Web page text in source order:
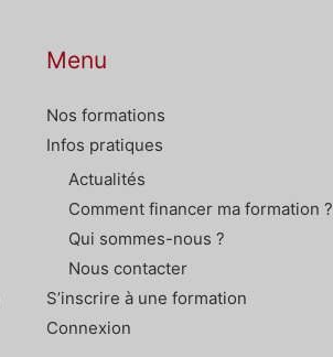
Menu
Nos formations
Infos pratiques
Actualités
Comment financer ma formation ?
Qui sommes-nous ?
Nous contacter
S’inscrire à une formation
Connexion